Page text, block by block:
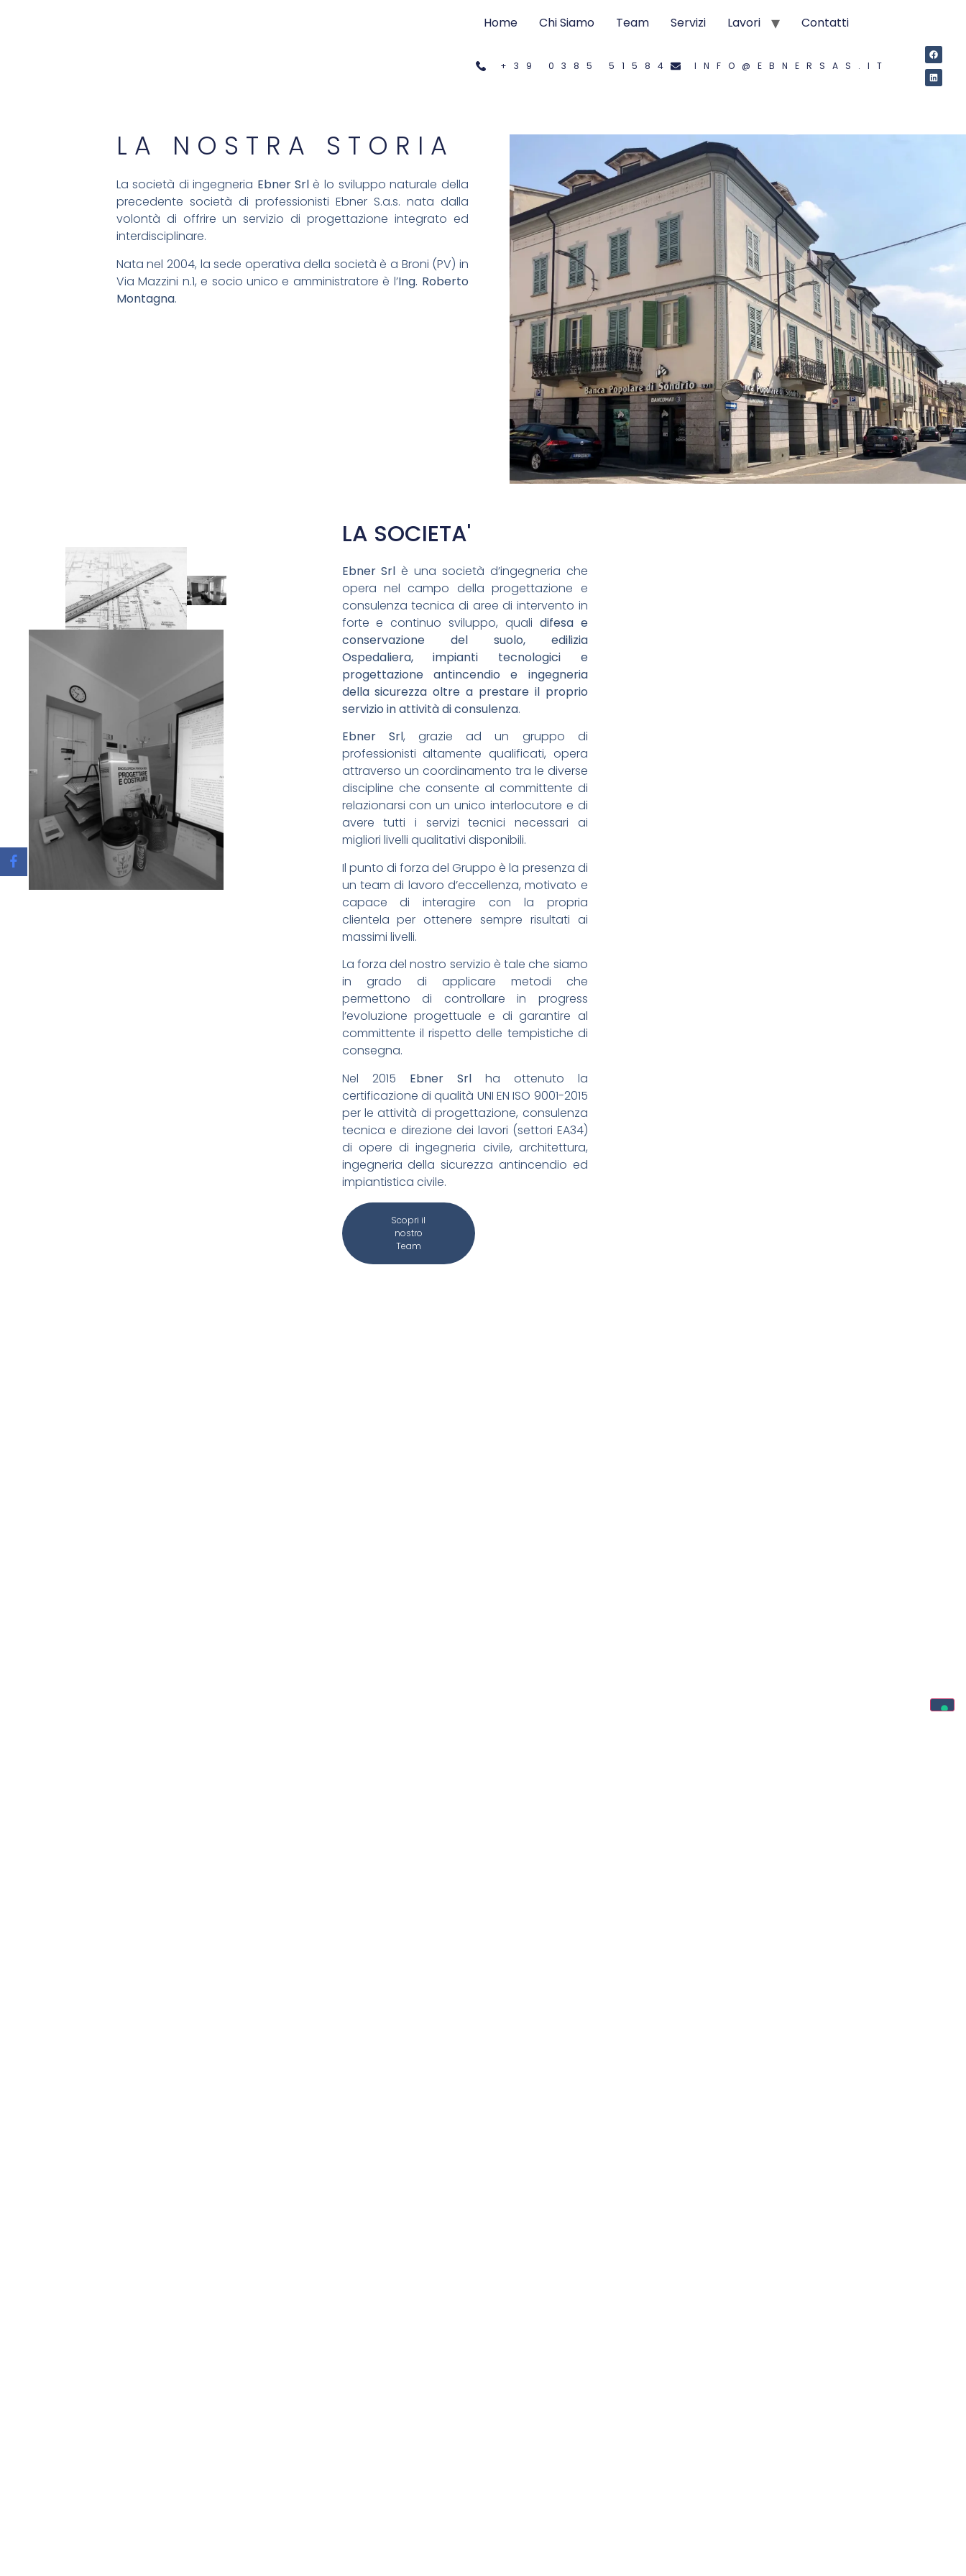
Home Chi Siamo Team Servizi Lavori Contatti
+39 0385 51584 INFO@EBNERSAS.IT
LA NOSTRA STORIA
La società di ingegneria Ebner Srlè lo sviluppo naturale della
precedente società di professionisti Ebner S.a.s. nata dalla
volontà di offrire un servizio di progettazione integrato ed
interdisciplinare.
Nata nel 2004, la sede operativa della società è a Broni (PV) in
Via Mazzini n.1, e socio unico e amministratore è l’Ing. Roberto
Montagna.
LA SOCIETA'
Ebner Srl è una società d’ingegneria che
opera nel campo della progettazione e
consulenza tecnica di aree di intervento in
forte e continuo sviluppo, quali difesa e
conservazione del suolo, edilizia
Ospedaliera, impianti tecnologici e
progettazione antincendio e ingegneria
della sicurezzaoltre a prestare il proprio
servizio in attività di consulenza.
Ebner Srl, grazie ad un gruppo di
professionisti altamente qualificati, opera
attraverso un coordinamento tra le diverse
discipline che consente al committente di
relazionarsi con un unico interlocutore e di
avere tutti i servizi tecnici necessari ai
migliori livelli qualitativi disponibili.
Il punto di forza del Gruppo è la presenza di
un team di lavoro d’eccellenza, motivato e
capace di interagire con la propria
clientela per ottenere sempre risultati ai
massimi livelli.
La forza del nostro servizio è tale che siamo
in grado di applicare metodi che
permettono di controllare in progress
l’evoluzione progettuale e di garantire al
committente il rispetto delle tempistiche di
consegna.
Nel 2015 Ebner Srlha ottenuto la
certificazione di qualità UNI EN ISO 9001-2015
per le attività di progettazione, consulenza
tecnica e direzione dei lavori (settori EA34)
di opere di ingegneria civile, architettura,
ingegneria della sicurezza antincendio ed
impiantistica civile.
Scopri il
nostro
Team